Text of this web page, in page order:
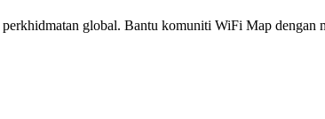
global. Bantu komuniti WiFi Map dengan